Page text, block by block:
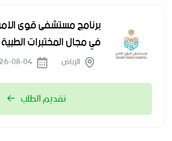
برنامج مستشفى قوى
في مجال المختبرات الطبية
الرياض
تقديم الطلب